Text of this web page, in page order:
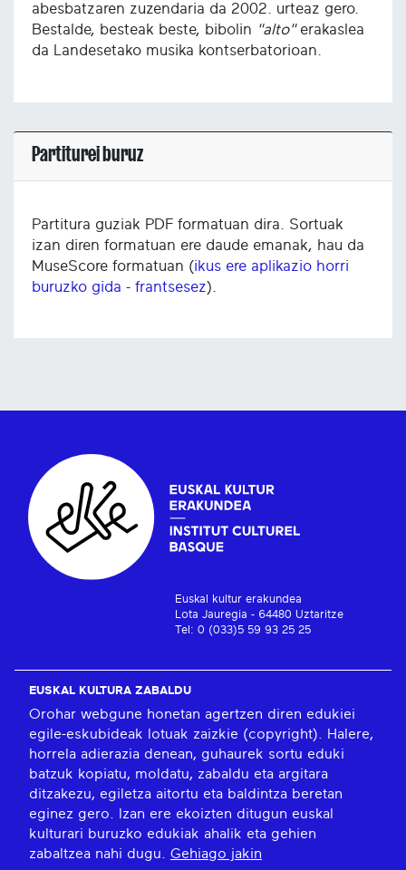
abesbatzaren zuzendaria da 2002. urteaz gero.
Bestalde, besteak beste, bibolin "alto"erakaslea
da Landesetako musika kontserbatorioan.
Partiturei buruz
Partitura guziak PDF formatuan dira. Sortuak
izan diren formatuan ere daude emanak, hau da
MuseScore formatuan (ikus ere aplikazio horri
buruzko gida - frantsesez).
Euskal kultur erakundea
Lota Jauregia - 64480 Uztaritze
Tel: 0 (033)5 59 93 25 25
EUSKAL KULTURA ZABALDU
Orohar webgune honetan agertzen diren edukiei
egile-eskubideak lotuak zaizkie (copyright). Halere,
horrela adierazia denean, guhaurek sortu eduki
batzuk kopiatu, moldatu, zabaldu eta argitara
ditzakezu, egiletza aitortu eta baldintza beretan
eginez gero. Izan ere ekoizten ditugun euskal
kulturari buruzko edukiak ahalik eta gehien
zabaltzea nahi dugu. Gehiago jakin